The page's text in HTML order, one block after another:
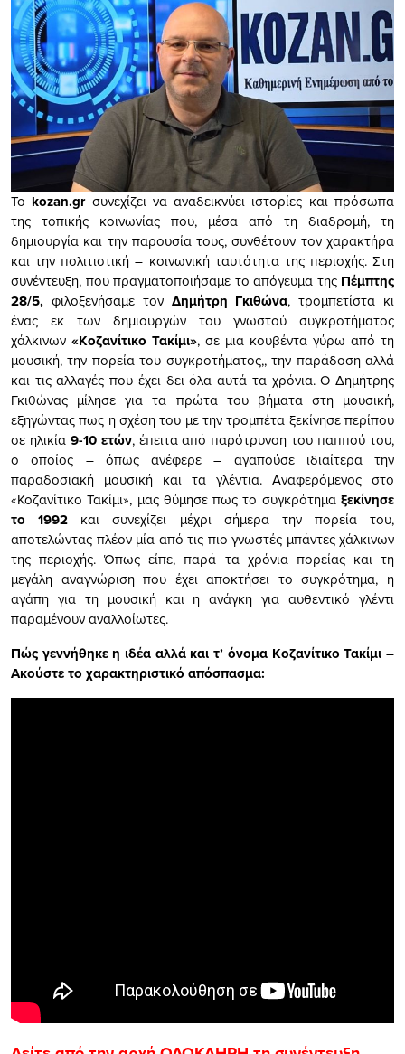
Το kozan.grσυνεχίζει να αναδεικνύει ιστορίες και πρόσωπα
της τοπικής κοινωνίας που, μέσα από τη διαδρομή, τη
δημιουργία και την παρουσία τους, συνθέτουν τον χαρακτήρα
και την πολιτιστική – κοινωνική ταυτότητα της περιοχής. Στη
συνέντευξη, που πραγματοποιήσαμε το απόγευμα της Πέμπτης
28/5, φιλοξενήσαμε τον Δημήτρη Γκιθώνα, τρομπετίστα κι
ένας εκ των δημιουργών του γνωστού συγκροτήματος
χάλκινων «Κοζανίτικο Τακίμι», σε μια κουβέντα γύρω από τη
μουσική, την πορεία του συγκροτήματος,, την παράδοση αλλά
και τις αλλαγές που έχει δει όλα αυτά τα χρόνια. Ο Δημήτρης
Γκιθώνας μίλησε για τα πρώτα του βήματα στη μουσική,
εξηγώντας πως η σχέση του με την τρομπέτα ξεκίνησε περίπου
σε ηλικία9-10 ετών, έπειτα από παρότρυνση του παππού του,
ο οποίος – όπως ανέφερε – αγαπούσε ιδιαίτερα την
παραδοσιακή μουσική και τα γλέντια. Αναφερόμενος στο
«Κοζανίτικο Τακίμι», μας θύμησε πως το συγκρότημα ξεκίνησε
το 1992 και συνεχίζει μέχρι σήμερα την πορεία του,
αποτελώντας πλέον μία από τις πιο γνωστές μπάντες χάλκινων
της περιοχής. Όπως είπε, παρά τα χρόνια πορείας και τη
μεγάλη αναγνώριση που έχει αποκτήσει το συγκρότημα, η
αγάπη για τη μουσική και η ανάγκη για αυθεντικό γλέντι
παραμένουν αναλλοίωτες.
Πώς γεννήθηκε η ιδέα αλλά και τ’ όνομα Κοζανίτικο Τακίμι –
Ακούστε το χαρακτηριστικό απόσπασμα: